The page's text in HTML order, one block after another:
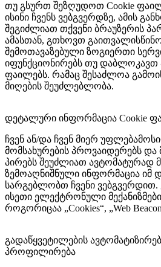
თუ გსურთ შეზღუდოთ Cookie
ისინი ჩვენს ვებგვერდზე, ამის
შეგიძლიათ თქვენი ბრაუზერის
ამასთან, გთხოვთ
შემოთავაზებული ზოგიერთი
იფუნქციონირებს თუ დაბლოკავთ
ფაილებს. რამაც შესაძლოა
მიღების შეუძლებლობა.
დეტალური ინფორმაცია Cookie
ჩვენ ან/და ჩვენ მიერ
მომსახურების პროვაიდერებს
პირებს შეუძლიათ ავტომატურად
ზემოაღნიშნული ინფორმაცია იმ
სარგებლობთ ჩვენი
ისეთი ელექტრონული
როგორიცაა „Cookies“, „Web
გადაწყვეტილების
პროფილირება